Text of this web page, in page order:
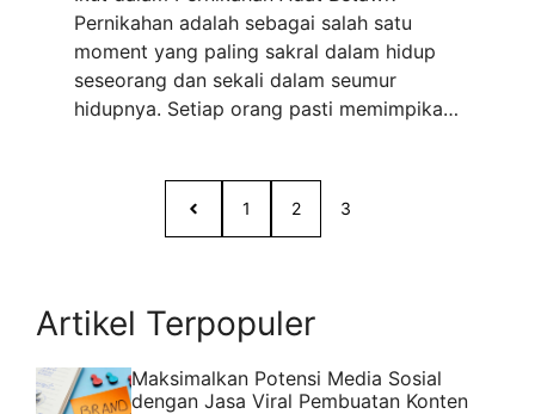
Pernikahan adalah sebagai salah satu
moment yang paling sakral dalam hidup
seseorang dan sekali dalam seumur
hidupnya. Setiap orang pasti memimpikan
belah pihak. Karena itu memang mayoritas
1 2 3
Artikel Terpopuler
Maksimalkan Potensi Media Sosial
dengan Jasa Viral Pembuatan Konten